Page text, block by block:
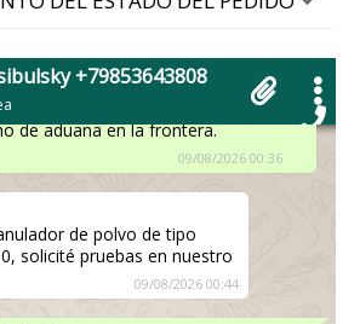
+79853643808
09/08/2026 00:34
tardes. Natalia se pondrá en
contigo, el envío ha pasado el
de aduana en la frontera.
09/08/2026 00:36
de polvo de tipo
solicité pruebas en nuestro
09/08/2026 00:44